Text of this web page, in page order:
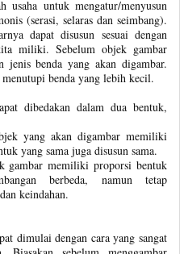
usaha untuk mengatur/menyusun
(serasi, selaras dan seimbang).
dapat disusun sesuai dengan
miliki. Sebelum objek gambar
jenis benda yang akan digambar.
benda yang lebih kecil.
dibedakan dalam dua bentuk,
yang akan digambar memiliki
yang sama juga disusun sama.
gambar memiliki proporsi bentuk
berbeda, namun tetap
keindahan.
dimulai dengan cara yang sangat